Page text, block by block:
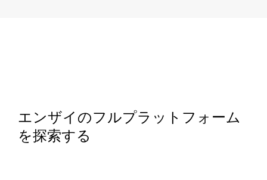
エンザイのフルプラットフォーム
を探索する